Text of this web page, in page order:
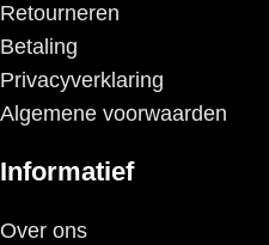
Retourneren
Betaling
Privacyverklaring
Algemene voorwaarden
Informatief
Over ons